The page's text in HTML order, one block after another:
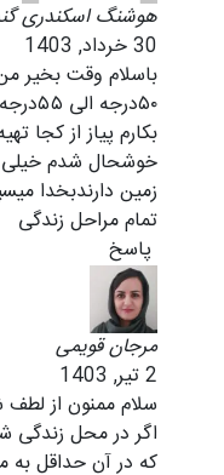
هوشنگ اسکندری
30 خرداد, 1403
باسلام وقت بخیر
بکارم پیاز از کجا
خوشحال شدم خیلی
زمین دارندبخدا
تمام مراحل زندگی
پاسخ
مرجان قویمی
2 تیر, 1403
سلام ممنون از
اگر در محل زندگی